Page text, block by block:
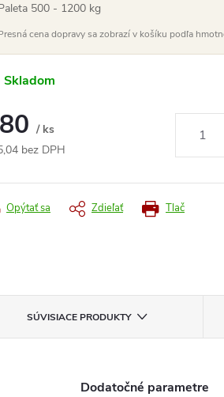
500 - 1200 kg
cena dopravy sa zobrazí v košíku podľa
Skladom
/ ks
bez DPH
Tlač
Opýtať sa Zdieľať
SÚVISIACE PRODUKTY
Dodatočné parametre